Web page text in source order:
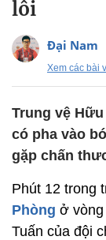
lỗi
Đại Nam
Xem các bài
Trung vệ
có pha vào
gặp chấn
Phút 12 trong
Phòng ở vòng
Tuấn của đội